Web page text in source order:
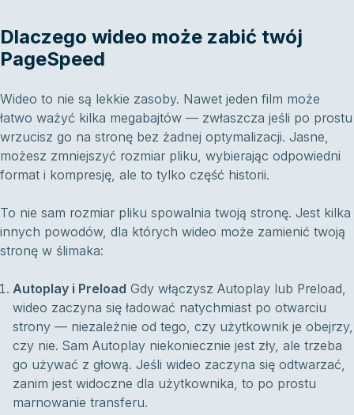
Dlaczego wideo może zabić twój
PageSpeed
Wideo to nie są lekkie zasoby. Nawet jeden film może
łatwo ważyć kilka megabajtów — zwłaszcza jeśli po prostu
wrzucisz go na stronę bez żadnej optymalizacji. Jasne,
możesz zmniejszyć rozmiar pliku, wybierając odpowiedni
format i kompresję, ale to tylko część historii.
To nie sam rozmiar pliku spowalnia twoją stronę. Jest kilka
innych powodów, dla których wideo może zamienić twoją
stronę w ślimaka:
Autoplay i Preload Gdy włączysz Autoplay lub Preload,
wideo zaczyna się ładować natychmiast po otwarciu
strony — niezależnie od tego, czy użytkownik je obejrzy,
czy nie. Sam Autoplay niekoniecznie jest zły, ale trzeba
go używać z głową. Jeśli wideo zaczyna się odtwarzać,
zanim jest widoczne dla użytkownika, to po prostu
marnowanie transferu.